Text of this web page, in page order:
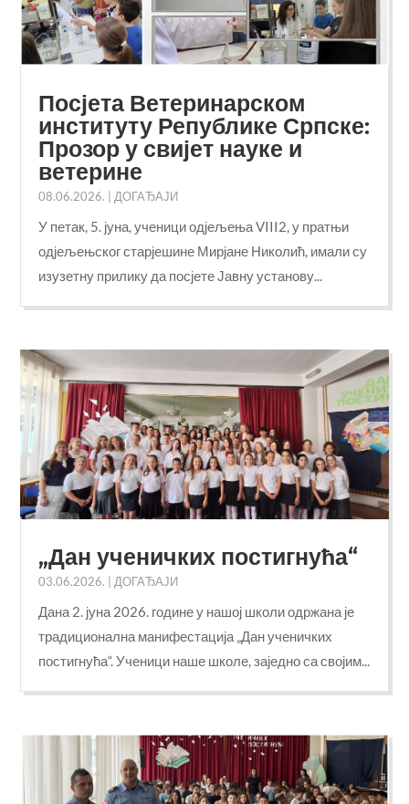
Посјета Ветеринарском
институту Републике Српске:
Прозор у свијет науке и
ветерине
08.06.2026. |ДОГАЂАЈИ
У петак, 5. јуна, ученици одјељења VIII2, у пратњи
одјељењског старјешине Мирјане Николић, имали су
изузетну прилику да посјете Јавну установу...
„Дан ученичких постигнућа“
03.06.2026. ДОГАЂАЈИ
Дана 2. јуна 2026. године у нашој школи одржана је
традиционална манифестација „Дан ученичких
постигнућа“. Ученици наше школе, заједно са својим...